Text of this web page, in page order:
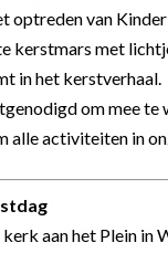
optreden van
kerstmars met
in het kerstverhaal.
om mee te
alle activiteiten in
aan het Plein in